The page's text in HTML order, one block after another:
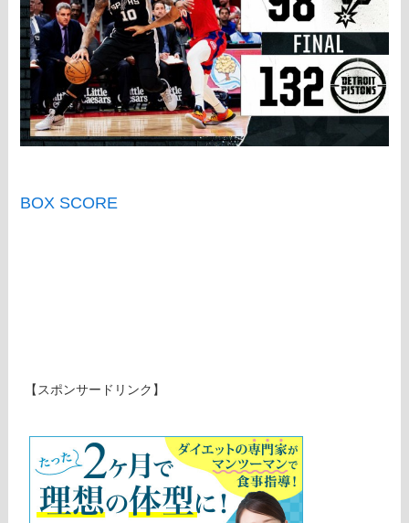
BOX SCORE
【スポンサードリンク】